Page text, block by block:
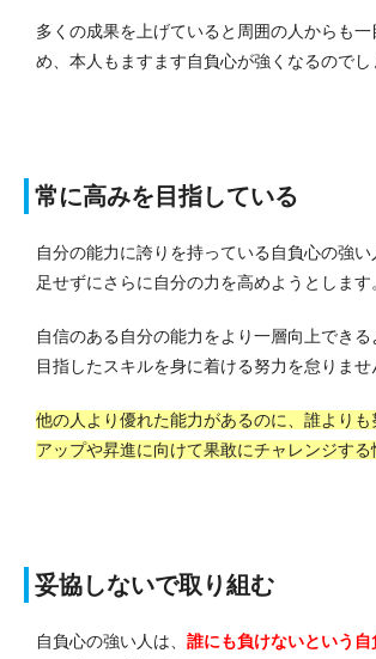
多くの成果を上げていると周囲の人からも一
め、本人もますます自負心が強くなるのでし
常に高みを目指している
自分の能力に誇りを持っている自負心の強
足せずにさらに自分の力を高めようとします
自信のある自分の能力をより一層向上でき
目指したスキルを身に着ける努力を怠りませ
他の人より優れた能力があるのに、誰より
アップや昇進に向けて果敢にチャレンジする
妥協しないで取り組む
自負心の強い人は、 誰にも負けないという